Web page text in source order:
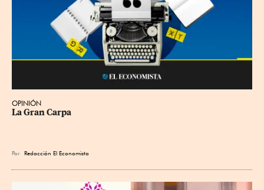
OPINIÓN
La Gran Carpa
Por Redacción El Economista